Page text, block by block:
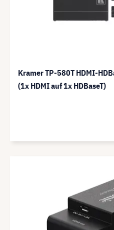
Kramer TP-580T HDMI-
(1x HDMI auf 1x HDBaseT)